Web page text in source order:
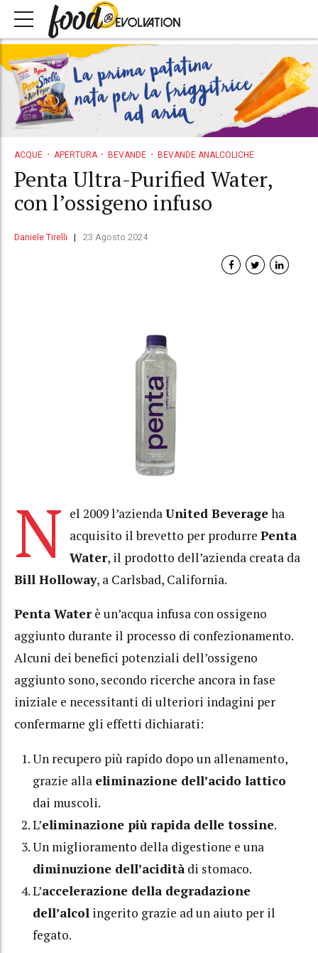
ACQUE APERTURA BEVANDE BEVANDE ANALCOLICHE
Penta Ultra-Purified Water,
con l’ossigeno infuso
Daniele Tirelli 23 Agosto 2024
N el 2009 l’aziendaUnited Beverageha
acquisito il brevetto per produrrePenta
Water, il prodotto dell’azienda creata da
Bill Holloway, a Carlsbad, California.
Penta Water è un’acqua infusa con ossigeno
aggiunto durante il processo di confezionamento.
Alcuni dei benefici potenziali dell’ossigeno
aggiunto sono, secondo ricerche ancora in fase
iniziale e necessitanti di ulteriori indagini per
confermarne gli effetti dichiarati:
Un recupero più rapido dopo un allenamento,
grazie alla eliminazione dell’acido lattico
dai muscoli.
L’eliminazione più rapida delle tossine.
Un miglioramento della digestione e una
diminuzione dell’acidità di stomaco.
L’accelerazione della degradazione
dell’alcol ingerito grazie ad un aiuto per il
fegato.